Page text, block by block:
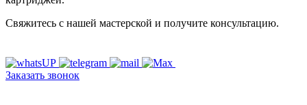
Свяжитесь с нашей мастерской и получите консультацию.
Заказать звонок